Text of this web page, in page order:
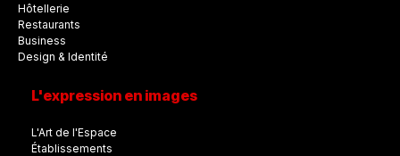
Hôtellerie
Restaurants
Business
Design & Identité
L'expression en images
L'Art de l'Espace
Établissements